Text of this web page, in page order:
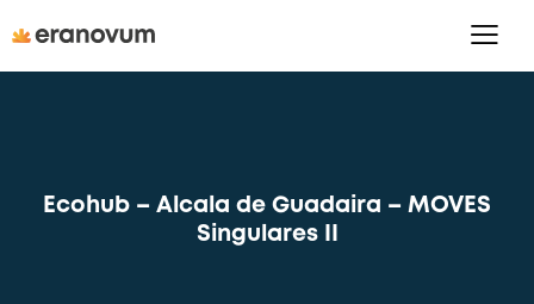
Ecohub – Alcala de Guadaira – MOVES
Singulares II